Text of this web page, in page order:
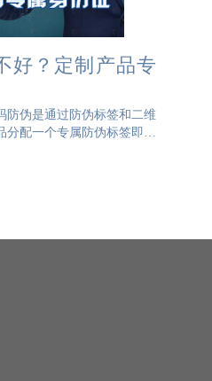
好？定制产品专
防伪是通过防伪标签和二维
分配一个专属防伪标签即是
防伪标签的运用，可以帮
签和防伪系统，让防伪效果